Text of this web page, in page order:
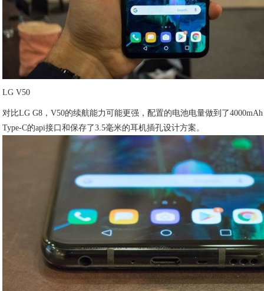
LG V50
对比LG G8，V50的续航能力可能更强，配置的电池电量做到了
Type-C的api接口和保存了3.5毫米的耳机插孔设计方案。